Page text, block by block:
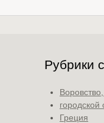
Рубрики
городской
Греция